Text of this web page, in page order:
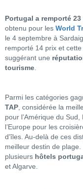
Portugal a remporté
obtenu pour les World
le 4 septembre à
remporté 14 prix et
suggérant une
tourisme
Parmi les catégories
TAP , considérée la
pour l’Amérique du
l’Europe pour les
d’îles. Au-delà de ces
meilleur destin de
plusieurs hôtels
et Algarve.